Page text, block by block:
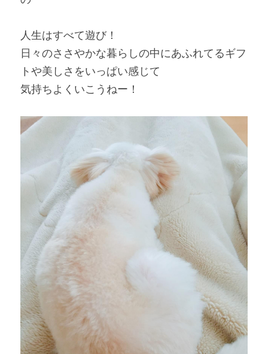
人生はすべて遊び！
日々のささやかな暮らしの中にあふれてるギフ
トや美しさをいっぱい感じて
気持ちよくいこうねー！